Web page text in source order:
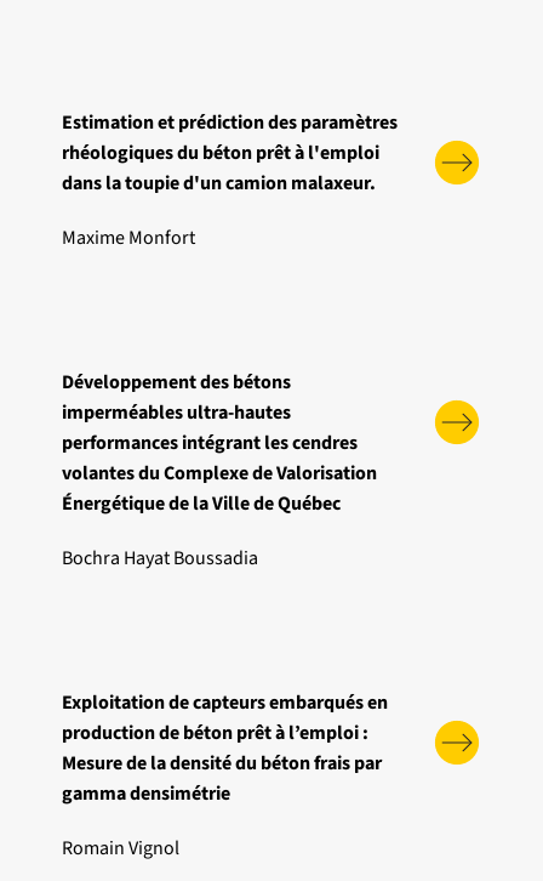
Maxime Monfort
Estimation et prédiction des paramètres
rhéologiques du béton prêt à l'emploi
dans la toupie d'un camion malaxeur.
Bochra Hayat Boussadia
Développement des bétons
imperméables ultra-hautes
performances intégrant les cendres
volantes du Complexe de Valorisation
Énergétique de la Ville de Québec
Romain Vignol
Exploitation de capteurs embarqués en
production de béton prêt à l’emploi :
Mesure de la densité du béton frais par
gamma densimétrie